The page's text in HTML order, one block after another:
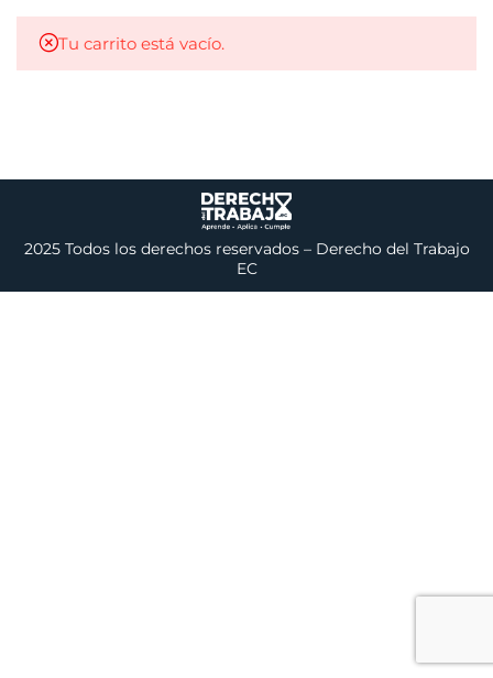
Tu carrito está vacío.
2025 Todos los derechos reservados – Derecho del Trabajo
EC